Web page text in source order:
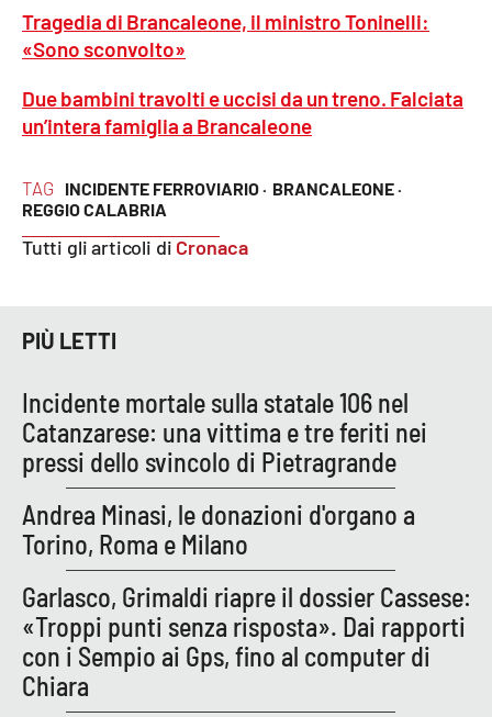
Lactv.it
Lacitymag.it
Lacapitalenews.it
Ilreggino.it
Ilvibonese.it
Catanzarochannel.it
APP
Android
Apple
TAG INCIDENTE FERROVIARIO · BRANCALEONE ·
REGGIO CALABRIA
Tutti gli articoli di Cronaca
Tragedia di Brancaleone, il ministro Toninelli:
«Sono sconvolto»
Due bambini travolti e uccisi da un treno. Falciata
un’intera famiglia a Brancaleone
PIÙ LETTI
Incidente mortale sulla statale 106 nel
Catanzarese: una vittima e tre feriti nei
pressi dello svincolo di Pietragrande
Andrea Minasi, le donazioni d'organo a
Torino, Roma e Milano
Garlasco, Grimaldi riapre il dossier Cassese:
«Troppi punti senza risposta». Dai rapporti
con i Sempio ai Gps, fino al computer di
Chiara